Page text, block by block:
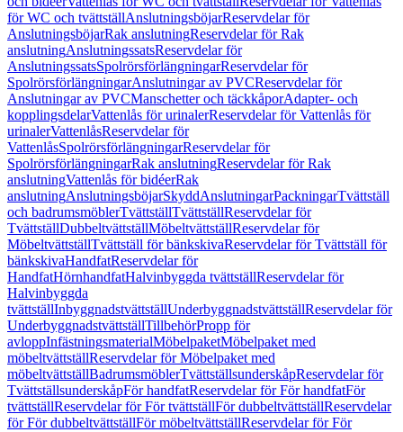
för WC och tvättställAnslutningsböjarReservdelar för
AnslutningsböjarRak anslutningReservdelar för Rak
anslutningAnslutningssatsReservdelar för
AnslutningssatsSpolrörsförlängningarReservdelar för
SpolrörsförlängningarAnslutningar av PVCReservdelar för
Anslutningar av PVCManschetter och täckkåporAdapter- och
kopplingsdelarVattenlås för urinalerReservdelar för Vattenlås för
urinalerVattenlåsReservdelar för
VattenlåsSpolrörsförlängningarReservdelar för
SpolrörsförlängningarRak anslutningReservdelar för Rak
anslutningVattenlås för bidéerRak
anslutningAnslutningsböjarSkyddAnslutningarPackningarTvättställ
och badrumsmöblerTvättställTvättställReservdelar för
TvättställDubbeltvättställMöbeltvättställReservdelar för
MöbeltvättställTvättställ för bänkskivaReservdelar för Tvättställ för
bänkskivaHandfatReservdelar för
HandfatHörnhandfatHalvinbyggda tvättställReservdelar för
Halvinbyggda
tvättställInbyggnadstvättställUnderbyggnadstvättställReservdelar för
UnderbyggnadstvättställTillbehörPropp för
avloppInfästningsmaterialMöbelpaketMöbelpaket med
möbeltvättställReservdelar för Möbelpaket med
möbeltvättställBadrumsmöblerTvättställsunderskåpReservdelar för
TvättställsunderskåpFör handfatReservdelar för För handfatFör
tvättställReservdelar för För tvättställFör dubbeltvättställReservdelar
för För dubbeltvättställFör möbeltvättställReservdelar för För